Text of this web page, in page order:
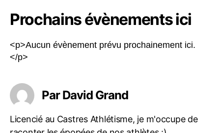
Prochains évènements ici
<p>Aucun évènement prévu prochainement ici.
</p>
Par David Grand
Licencié au Castres Athlétisme, je m'occupe de